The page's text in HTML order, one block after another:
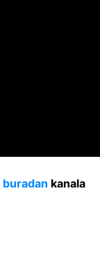
buradan kanala